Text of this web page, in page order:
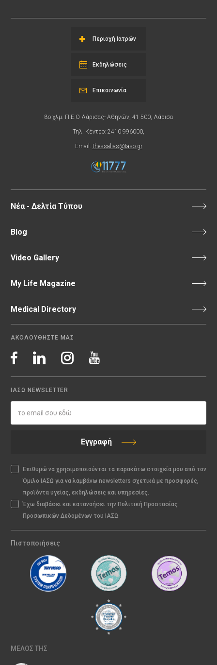
Περιοχή Ιατρών
Εκδηλώσεις
8ο χλμ. Π.Ε.Ο Λάρισας- Αθηνών, 41 500, Λάρισα
Τηλ. Κέντρο: 2410 996000,
Email: thessalias@Iaso.gr
Επικοινωνία
Νέα - Δελτία Τύπου
Blog
Video Gallery
My Life Magazine
Medical Directory
ΑΚΟΛΟΥΘΗΣΤΕ ΜΑΣ
ΙΑΣΩ NEWSLETTER
Εγγραφή
Επιθυμώ να χρησιμοποιούνται τα παρακάτω στοιχεία μου από τον
Όμιλο ΙΑΣΩ για να λαμβάνω newsletters σχετικά με προσφορές,
προϊόντα υγείας, εκδηλώσεις και υπηρεσίες.
Έχω διαβάσει και κατανοήσει την Πολιτική Προστασίας
Προσωπικών Δεδομένων του ΙΑΣΩ
Πιστοποιήσεις
ΜΕΛΟΣ ΤΗΣ